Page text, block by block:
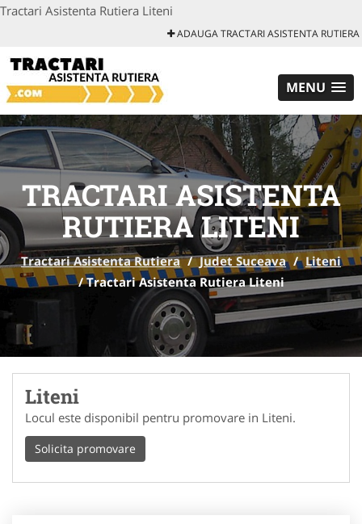
Tractari Asistenta Rutiera Liteni
ADAUGA TRACTARI ASISTENTA RUTIERA
MENU
TRACTARI ASISTENTA
RUTIERA LITENI
Tractari Asistenta Rutiera / Judet Suceava / Liteni
/Tractari Asistenta Rutiera Liteni
Liteni
Locul este disponibil pentru promovare in Liteni.
Solicita promovare